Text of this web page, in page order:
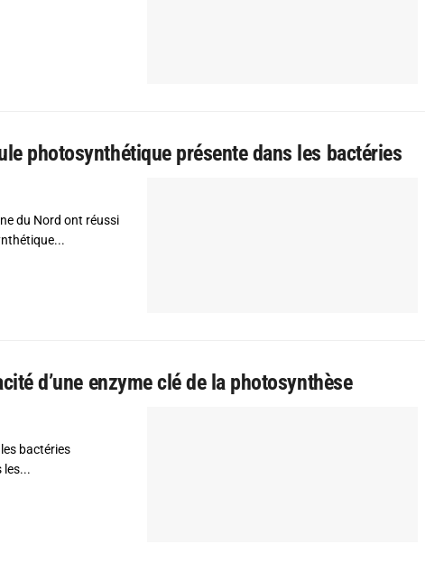
photosynthétique présente dans les bactéries
du Nord ont réussi
d’une enzyme clé de la photosynthèse
bactéries
les...